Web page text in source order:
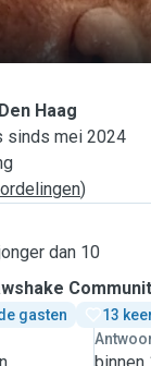
Den Haag
sinds mei 2024
)
dan 10
gasten
13